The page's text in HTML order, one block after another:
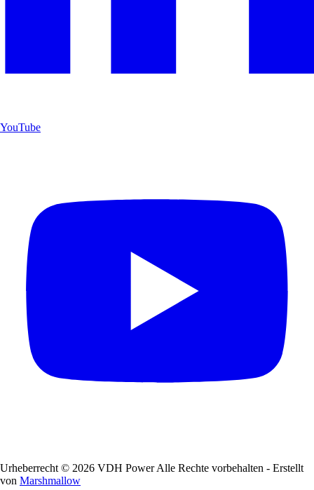
YouTube
Urheberrecht © 2026 VDH Power Alle Rechte vorbehalten - Erstellt
von Marshmallow